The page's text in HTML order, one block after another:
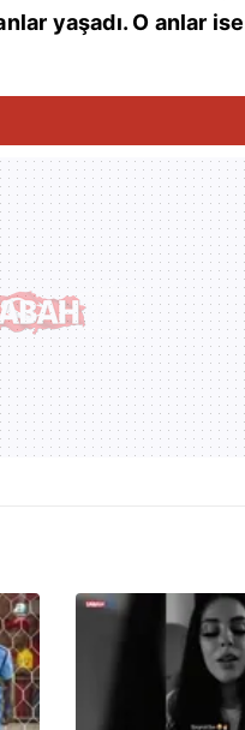
yaşadı. O anlar ise